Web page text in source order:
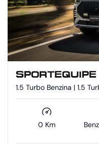
1.5 Turbo Benzina | 1.5
0 Km